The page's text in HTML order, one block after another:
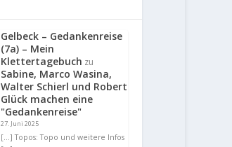
Gelbeck – Gedankenreise
(7a) – Mein
Klettertagebuch zu
Sabine, Marco Wasina,
Walter Schierl und Robert
Glück machen eine
"Gedankenreise"
27. Juni 2025
[…] Topos: Topo und weitere Infos